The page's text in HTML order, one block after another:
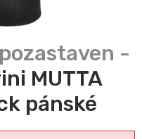
MUTTA
pánské